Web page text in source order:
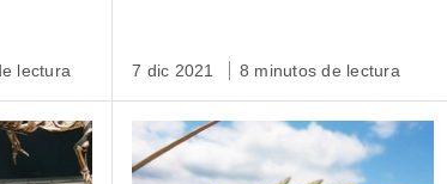
lectura 7 dic 2021 8 minutos de lectura